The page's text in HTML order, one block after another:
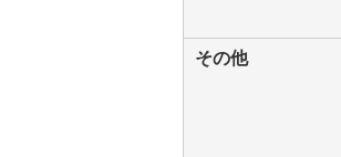
その他